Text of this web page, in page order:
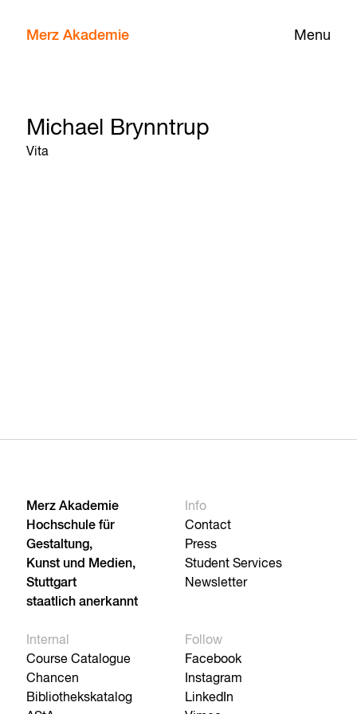
Menu
Merz Akademie
Michael Brynntrup
Vita
Merz Akademie
Hochschule für
Gestaltung,
Kunst und Medien,
Stuttgart
staatlich anerkannt
Info
Contact
Press
Student Services
Newsletter
Internal
Course Catalogue
Chancen
Bibliothekskatalog
Follow
Facebook
Instagram
LinkedIn